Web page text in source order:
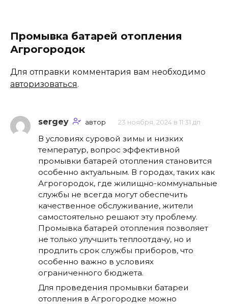
Промывка батарей отопления
Агрогородок
Для отправки комментария вам необходимо
авторизоваться.
sergey автор 23 ноября, 2024 в 11:31 дп
В условиях суровой зимы и низких
температур, вопрос эффективной
промывки батарей отопления становится
особенно актуальным. В городах, таких как
Агрогородок, где жилищно-коммунальные
службы не всегда могут обеспечить
качественное обслуживание, жители
самостоятельно решают эту проблему.
Промывка батарей отопления позволяет
не только улучшить теплоотдачу, но и
продлить срок службы приборов, что
особенно важно в условиях
ограниченного бюджета.
Для проведения промывки батареи
отопления в Агрогородке можно